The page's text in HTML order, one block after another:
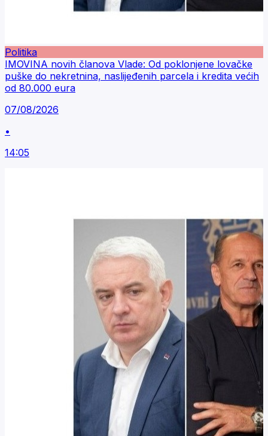
Politika
IMOVINA novih članova Vlade: Od poklonjene lovačke
puške do nekretnina, naslijeđenih parcela i kredita većih
od 80.000 eura
07/08/2026
•
14:05